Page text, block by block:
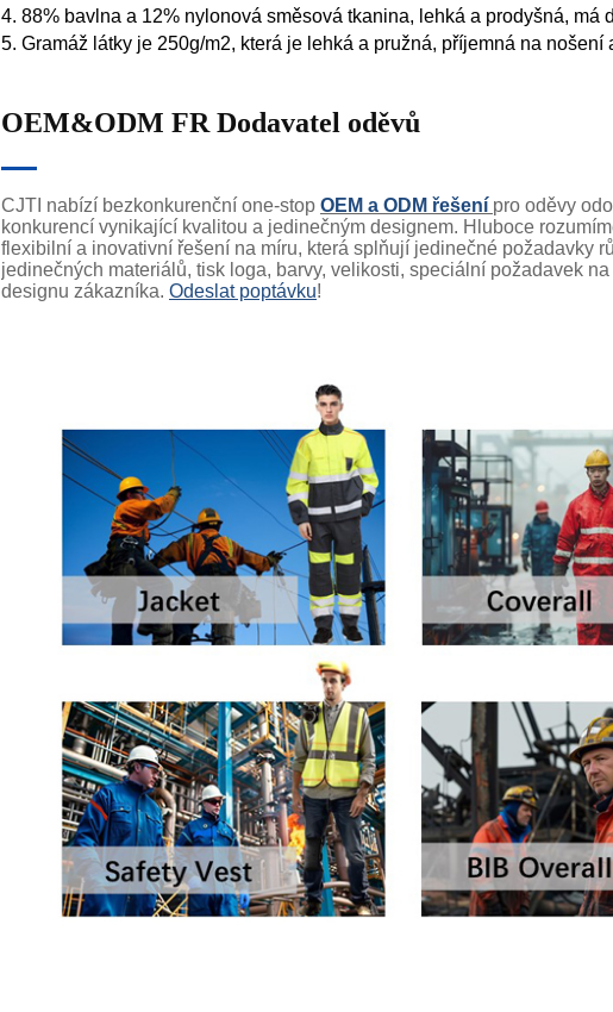
4. 88% bavlna a 12% nylonová směsová tkanina, lehká a prodyšná, má
5. Gramáž látky je 250g/m2, která je lehká a pružná, příjemná na nošení
OEM&ODM FR Dodavatel oděvů
CJTI nabízí bezkonkurenční one-stop OEM a ODM řešení pro oděvy
konkurencí vynikající kvalitou a jedinečným designem. Hluboce
flexibilní a inovativní řešení na míru, která splňují jedinečné požadavky
jedinečných materiálů, tisk loga, barvy, velikosti, speciální požadavek
designu zákazníka. Odeslat poptávku!